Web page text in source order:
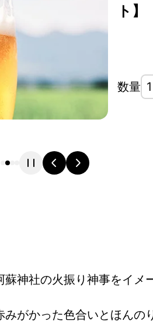
ト】
数量
神社の火振り神事をイ
がかった色合いとほん